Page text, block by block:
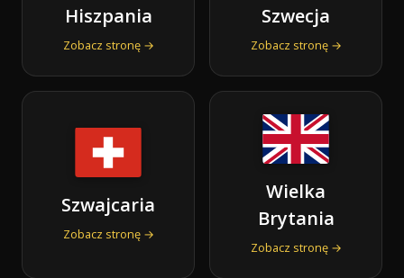
Hiszpania
Zobacz stronę →
Szwecja
Zobacz stronę →
Szwajcaria
Zobacz stronę →
Wielka
Brytania
Zobacz stronę →